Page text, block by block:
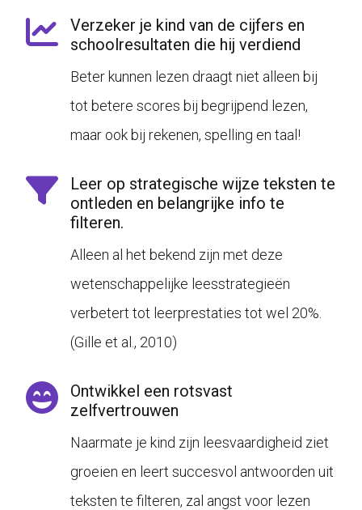
Verzeker je kind van de cijfers en
schoolresultaten die hij verdiend
Beter kunnen lezen draagt niet alleen bij
tot betere scores bij begrijpend lezen,
maar ook bij rekenen, spelling en taal!
Leer op strategische wijze teksten te
ontleden en belangrijke info te
filteren.
Alleen al het bekend zijn met deze
wetenschappelijke leesstrategieën
verbetert tot leerprestaties tot wel 20%.
(Gille et al., 2010)
Ontwikkel een rotsvast
zelfvertrouwen
Naarmate je kind zijn leesvaardigheid ziet
groeien en leert succesvol antwoorden uit
teksten te filteren, zal angst voor lezen